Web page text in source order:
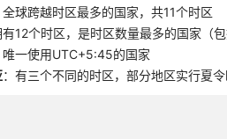
全球跨越时区最多的国家，共11个时区
有12个时区，是时区数量最多的国家（包
唯一使用UTC+5:45的国家
：有三个不同的时区，部分地区实行夏